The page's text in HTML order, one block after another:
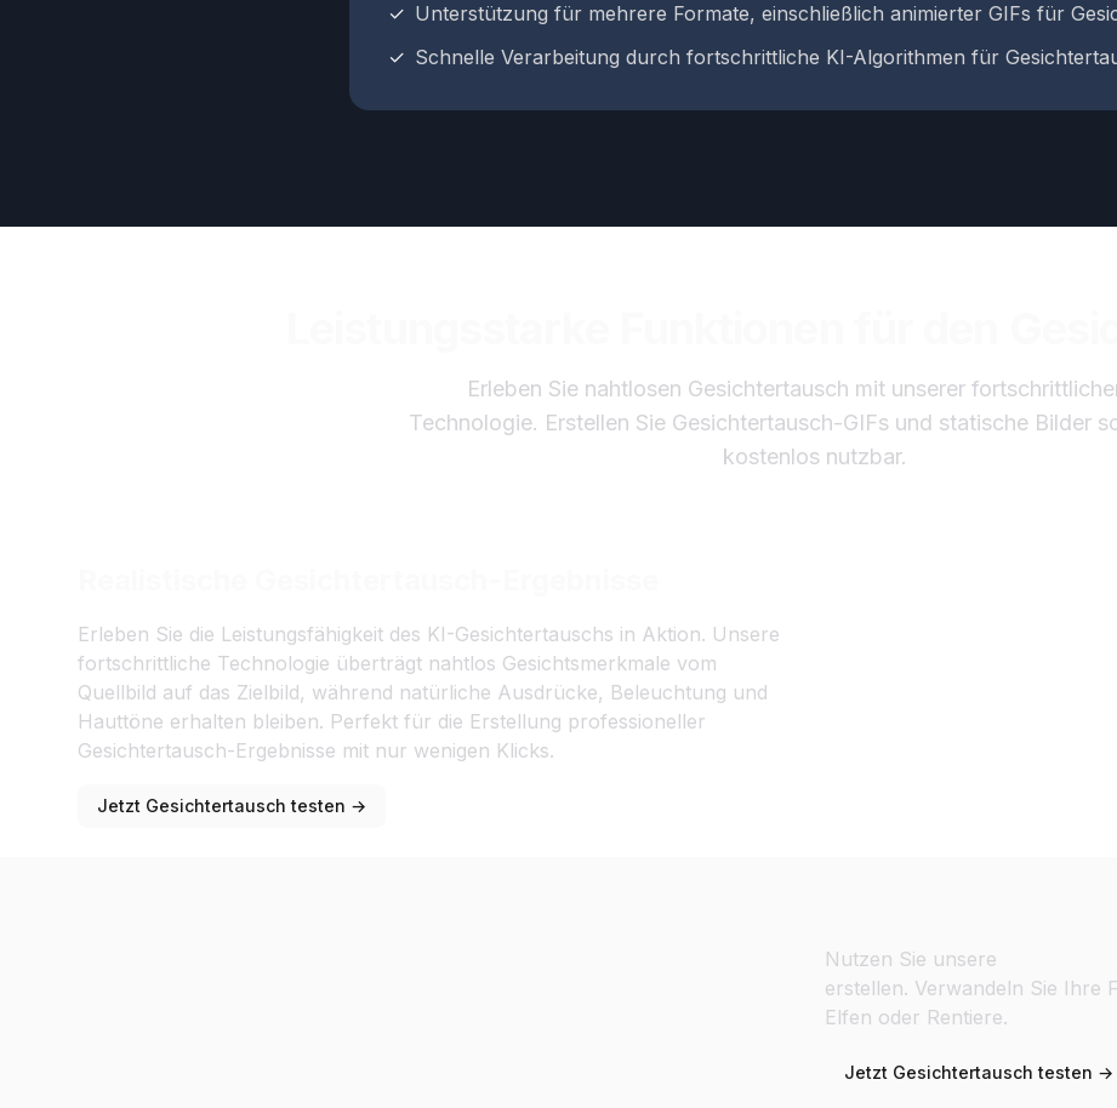
✓ Unterstützung für mehrere Formate, einschließlich animierter GIFs für
✓ Schnelle Verarbeitung durch fortschrittliche KI-Algorithmen für
Erleben Sie nahtlosen Gesichtertausch mit unserer
Technologie. Erstellen Sie Gesichtertausch-GIFs und statische Bilder
kostenlos nutzbar.
Erleben Sie die Leistungsfähigkeit des KI-Gesichtertauschs in Aktion. Unsere
fortschrittliche Technologie überträgt nahtlos Gesichtsmerkmale vom
Quellbild auf das Zielbild, während natürliche Ausdrücke, Beleuchtung und
Hauttöne erhalten bleiben. Perfekt für die Erstellung professioneller
Gesichtertausch-Ergebnisse mit nur wenigen Klicks.
Jetzt Gesichtertausch testen →
Nutzen Sie unsere
erstellen. Verwandeln Sie Ihre
Elfen oder Rentiere.
Jetzt Gesichtertausch testen →